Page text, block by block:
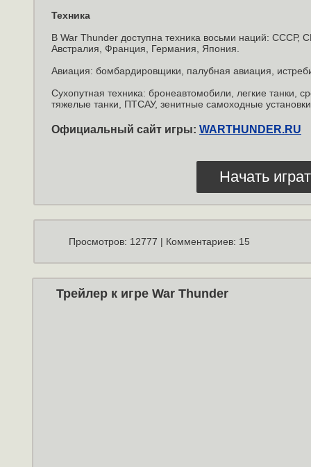
Техника
В War Thunder доступна техника восьми наций: СССР,
Австралия, Франция, Германия, Япония.
Авиация: бомбардировщики, палубная авиация,
Сухопутная техника: бронеавтомобили, легкие танки,
тяжелые танки, ПТСАУ, зенитные самоходные установки
Официальный сайт игры: WARTHUNDER.RU
Начать
Просмотров: 12777 | Комментариев: 15
Трейлер к игре War Thunder